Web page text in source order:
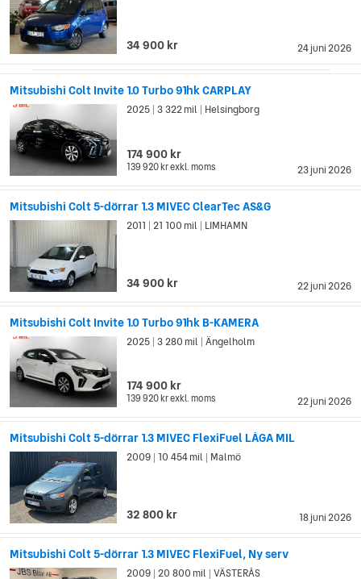
24 juni 2026
34 900 kr
Mitsubishi Colt Invite 1.0 Turbo 91hk CARPLAY
23 juni 2026
2025 3 322 mil Helsingborg
174 900 kr
139 920 krexkl. moms
Mitsubishi Colt 5-dörrar 1.3 MIVEC ClearTec AS&G
22 juni 2026
2011 21 100 mil LIMHAMN
34 900 kr
Mitsubishi Colt Invite 1.0 Turbo 91hk B-KAMERA
22 juni 2026
2025 3 280 mil Ängelholm
174 900 kr
139 920 krexkl. moms
Mitsubishi Colt 5-dörrar 1.3 MIVEC FlexiFuel LÅGA MIL
18 juni 2026
2009 10 454 mil Malmö
32 800 kr
Mitsubishi Colt 5-dörrar 1.3 MIVEC FlexiFuel, Ny serv
2009 20 800 mil VÄSTERÅS